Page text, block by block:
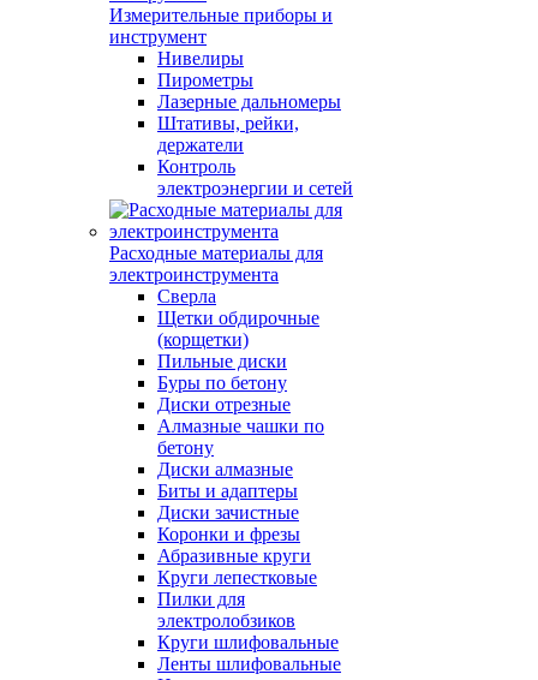
Измерительные приборы и
инструмент
Нивелиры
Пирометры
Лазерные дальномеры
Штативы, рейки,
держатели
Контроль
электроэнергии и сетей
Расходные материалы для
электроинструмента
Сверла
Щетки обдирочные
(корщетки)
Пильные диски
Буры по бетону
Диски отрезные
Алмазные чашки по
бетону
Диски алмазные
Биты и адаптеры
Диски зачистные
Коронки и фрезы
Абразивные круги
Круги лепестковые
Пилки для
электролобзиков
Круги шлифовальные
Ленты шлифовальные